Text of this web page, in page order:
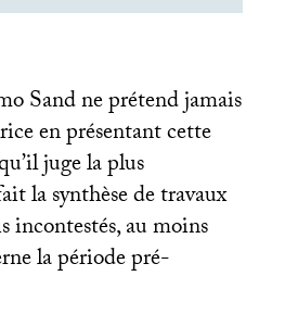
Sand ne prétend jamais
en présentant cette
juge la plus
la synthèse de travaux
incontestés, au moins
la période pré-